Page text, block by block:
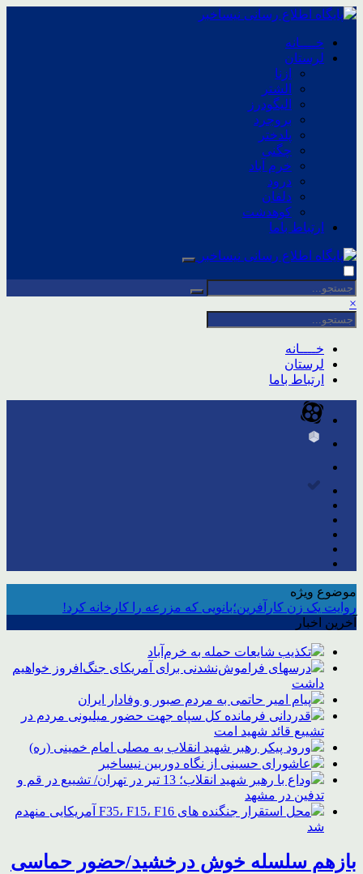
خــــانه
لرستان
ازنا
الشتر
الیگودرز
بروجرد
پلدختر
چگنی
خرم آباد
درود
دلفان
کوهدشت
ارتباط باما
×
خــــانه
لرستان
ارتباط باما
موضوع ویژه
روایت یک زن کارآفرین؛بانویی که مزرعه را کارخانه کرد!
آخرین اخبار
تکذیب شایعات حمله به خرم‌آباد
درسهای فراموش‌نشدنی برای آمریکای جنگ‌افروز خواهیم
داشت
پیام امیر حاتمی به مردم صبور و وفادار ایران
قدردانی فرمانده کل سپاه جهت حضور میلیونی مردم در
تشییع قائد شهید امت
ورود پیکر رهبر شهید انقلاب به مصلی امام خمینی (ره)
عاشورای حسینی از نگاه دوربین نیساخبر
وداع با رهبر شهید انقلاب؛ 13 تیر در تهران/ تشییع در قم و
تدفین در مشهد
محل استقرار جنگنده های F35، F15، F16 آمریکایی منهدم
شد
بازهم سلسله خوش درخشید/حضور حماسی